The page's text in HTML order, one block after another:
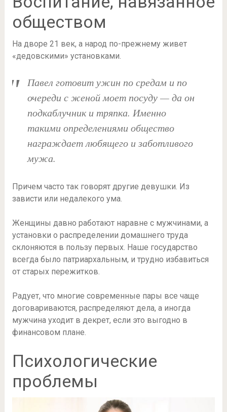
обществом
На дворе 21 век, а народ по-прежнему живет
«дедовскими» установками.
Павел готовит ужин по средам и по
очереди с женой моет посуду — да он
подкаблучник и тряпка. Именно
такими определениями общество
награждает любящего и заботливого
мужа.
Причем часто так говорят другие девушки. Из
зависти или недалекого ума.
Женщины давно работают наравне с мужчинами, а
установки о распределении домашнего труда
склоняются в пользу первых. Наше государство
всегда было патриархальным, и трудно избавиться
от старых пережитков.
Радует, что многие современные пары все чаще
договариваются, распределяют дела, а иногда
мужчина уходит в декрет, если это выгодно в
финансовом плане.
Психологические
проблемы